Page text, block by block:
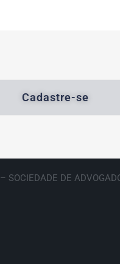
Cadastre-se
SOCIEDADE DE